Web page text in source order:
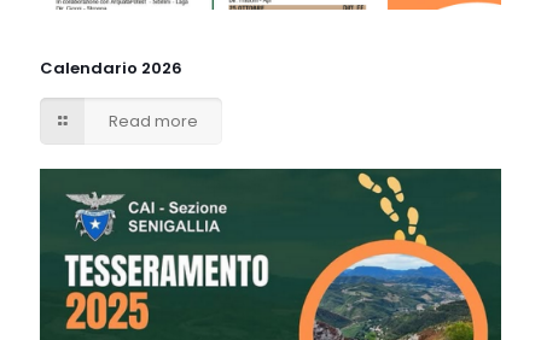
Calendario 2026
Read more